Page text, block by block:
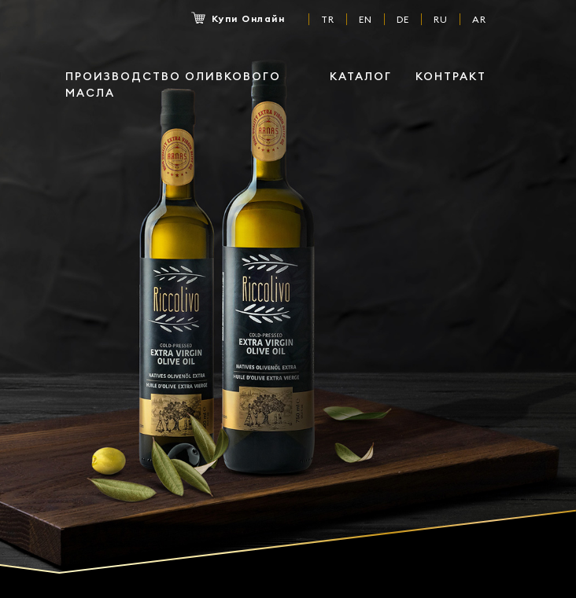
Купи Онлайн TR EN DE RU AR
ПРОИЗВОДСТВО ОЛИВКОВОГО
МАСЛА
КАТАЛОГ КОНТРАКТ